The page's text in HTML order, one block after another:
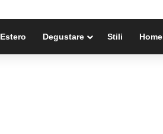
Estero Degustare Stili